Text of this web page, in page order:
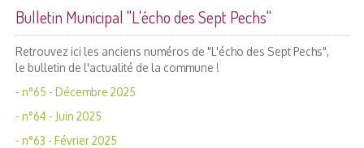
Bulletin Municipal "L'écho des Sept Pechs"
Retrouvez ici les anciens numéros de "L'écho des Sept Pechs",
le bulletin de l'actualité de la commune !
- n°65 - Décembre 2025
- n°64 - Juin 2025
- n°63 - Février 2025